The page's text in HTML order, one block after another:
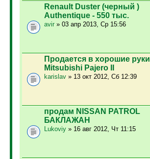
Renault Duster (черный )
Authentique - 550 тыс.
avir» 03 апр 2013, Ср 15:56
Продается в хорошие руки
Mitsubishi Pajero II
karislav» 13 окт 2012, Сб 12:39
продам NISSAN PATROL
БАКЛАЖАН
Lukoviy» 16 авг 2012, Чт 11:15